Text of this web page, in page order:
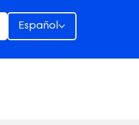
Español